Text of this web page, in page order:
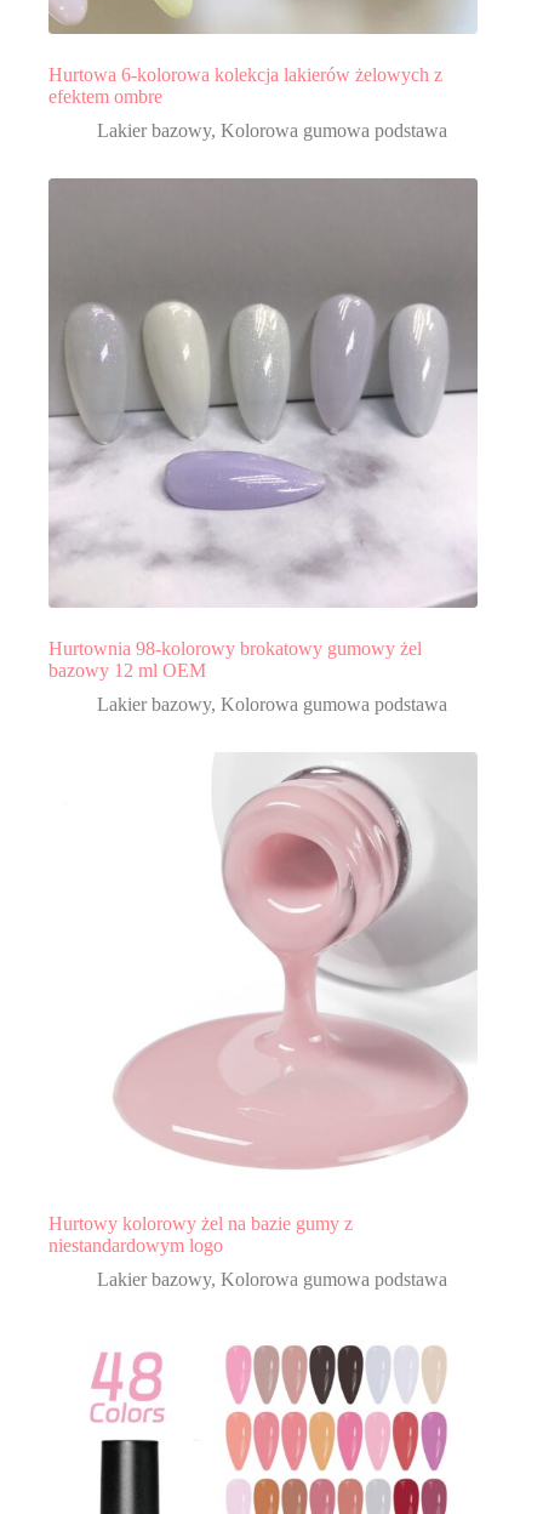
Hurtowa 6-kolorowa kolekcja lakierów żelowych z
efektem ombre
Lakier bazowy, Kolorowa gumowa podstawa
Hurtownia 98-kolorowy brokatowy gumowy żel
bazowy 12 ml OEM
Lakier bazowy, Kolorowa gumowa podstawa
Hurtowy kolorowy żel na bazie gumy z
niestandardowym logo
Lakier bazowy, Kolorowa gumowa podstawa